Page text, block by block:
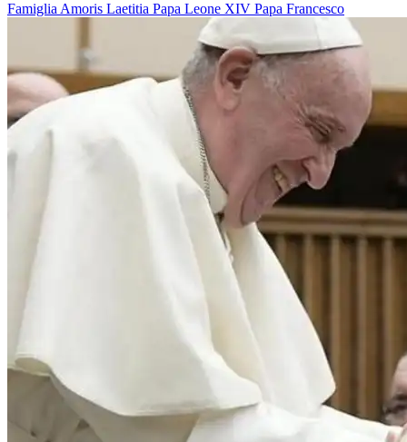
Famiglia Amoris Laetitia Papa Leone XIV Papa Francesco